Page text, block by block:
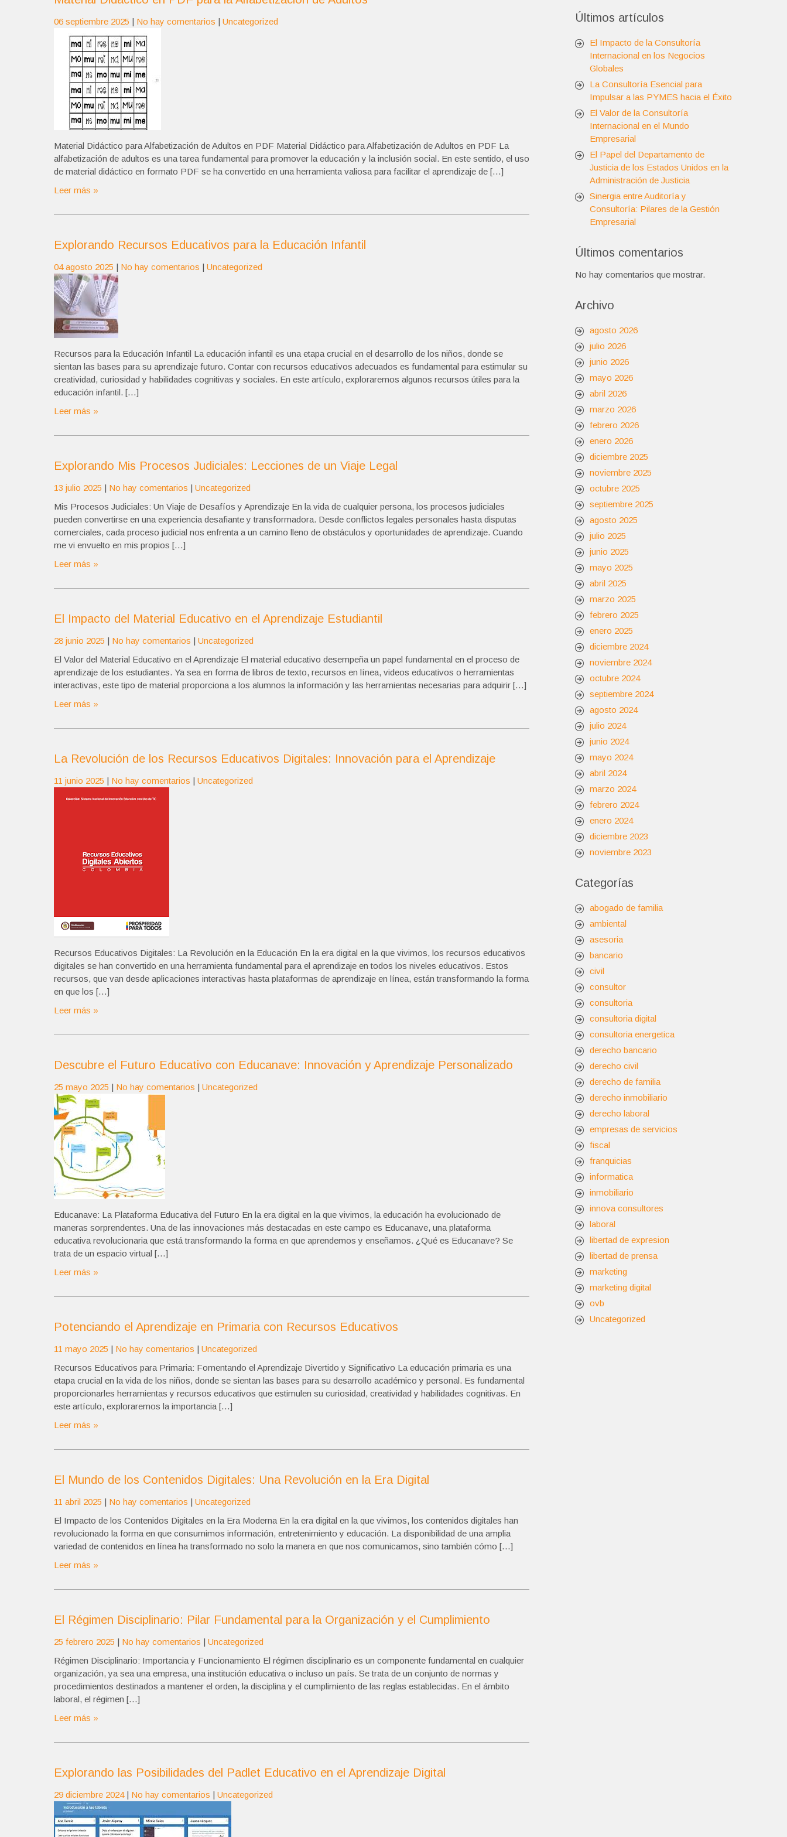
06 septiembre 2025 | No hay comentarios | Uncategorized
Material Didáctico para Alfabetización de Adultos en PDF Material Didáctico para Alfabetización de Adultos en PDF La
alfabetización de adultos es una tarea fundamental para promover la educación y la inclusión social. En este sentido, el uso
de material didáctico en formato PDF se ha convertido en una herramienta valiosa para facilitar el aprendizaje de […]
Leer más »
Explorando Recursos Educativos para la Educación Infantil
04 agosto 2025 | No hay comentarios | Uncategorized
Recursos para la Educación Infantil La educación infantil es una etapa crucial en el desarrollo de los niños, donde se
sientan las bases para su aprendizaje futuro. Contar con recursos educativos adecuados es fundamental para estimular su
creatividad, curiosidad y habilidades cognitivas y sociales. En este artículo, exploraremos algunos recursos útiles para la
educación infantil. […]
Leer más »
Explorando Mis Procesos Judiciales: Lecciones de un Viaje Legal
13 julio 2025 | No hay comentarios | Uncategorized
Mis Procesos Judiciales: Un Viaje de Desafíos y Aprendizaje En la vida de cualquier persona, los procesos judiciales
pueden convertirse en una experiencia desafiante y transformadora. Desde conflictos legales personales hasta disputas
comerciales, cada proceso judicial nos enfrenta a un camino lleno de obstáculos y oportunidades de aprendizaje. Cuando
me vi envuelto en mis propios […]
Leer más »
El Impacto del Material Educativo en el Aprendizaje Estudiantil
28 junio 2025 | No hay comentarios | Uncategorized
El Valor del Material Educativo en el Aprendizaje El material educativo desempeña un papel fundamental en el proceso de
aprendizaje de los estudiantes. Ya sea en forma de libros de texto, recursos en línea, videos educativos o herramientas
interactivas, este tipo de material proporciona a los alumnos la información y las herramientas necesarias para adquirir […]
Leer más »
La Revolución de los Recursos Educativos Digitales: Innovación para el Aprendizaje
11 junio 2025 | No hay comentarios | Uncategorized
Recursos Educativos Digitales: La Revolución en la Educación En la era digital en la que vivimos, los recursos educativos
digitales se han convertido en una herramienta fundamental para el aprendizaje en todos los niveles educativos. Estos
recursos, que van desde aplicaciones interactivas hasta plataformas de aprendizaje en línea, están transformando la forma
en que los […]
Leer más »
Descubre el Futuro Educativo con Educanave: Innovación y Aprendizaje Personalizado
25 mayo 2025 | No hay comentarios | Uncategorized
Educanave: La Plataforma Educativa del Futuro En la era digital en la que vivimos, la educación ha evolucionado de
maneras sorprendentes. Una de las innovaciones más destacadas en este campo es Educanave, una plataforma
educativa revolucionaria que está transformando la forma en que aprendemos y enseñamos. ¿Qué es Educanave? Se
trata de un espacio virtual […]
Leer más »
Potenciando el Aprendizaje en Primaria con Recursos Educativos
11 mayo 2025 | No hay comentarios | Uncategorized
Recursos Educativos para Primaria: Fomentando el Aprendizaje Divertido y Significativo La educación primaria es una
etapa crucial en la vida de los niños, donde se sientan las bases para su desarrollo académico y personal. Es fundamental
proporcionarles herramientas y recursos educativos que estimulen su curiosidad, creatividad y habilidades cognitivas. En
este artículo, exploraremos la importancia […]
Leer más »
El Mundo de los Contenidos Digitales: Una Revolución en la Era Digital
11 abril 2025 | No hay comentarios | Uncategorized
El Impacto de los Contenidos Digitales en la Era Moderna En la era digital en la que vivimos, los contenidos digitales han
revolucionado la forma en que consumimos información, entretenimiento y educación. La disponibilidad de una amplia
variedad de contenidos en línea ha transformado no solo la manera en que nos comunicamos, sino también cómo […]
Leer más »
El Régimen Disciplinario: Pilar Fundamental para la Organización y el Cumplimiento
25 febrero 2025 | No hay comentarios | Uncategorized
Régimen Disciplinario: Importancia y Funcionamiento El régimen disciplinario es un componente fundamental en cualquier
organización, ya sea una empresa, una institución educativa o incluso un país. Se trata de un conjunto de normas y
procedimientos destinados a mantener el orden, la disciplina y el cumplimiento de las reglas establecidas. En el ámbito
laboral, el régimen […]
Leer más »
Explorando las Posibilidades del Padlet Educativo en el Aprendizaje Digital
29 diciembre 2024 | No hay comentarios | Uncategorized
Últimos artículos
El Impacto de la Consultoría
Internacional en los Negocios
Globales
La Consultoría Esencial para
Impulsar a las PYMES hacia el Éxito
El Valor de la Consultoría
Internacional en el Mundo
Empresarial
El Papel del Departamento de
Justicia de los Estados Unidos en la
Administración de Justicia
Sinergia entre Auditoría y
Consultoría: Pilares de la Gestión
Empresarial
Últimos comentarios
No hay comentarios que mostrar.
Archivo
agosto 2026
julio 2026
junio 2026
mayo 2026
abril 2026
marzo 2026
febrero 2026
enero 2026
diciembre 2025
noviembre 2025
octubre 2025
septiembre 2025
agosto 2025
julio 2025
junio 2025
mayo 2025
abril 2025
marzo 2025
febrero 2025
enero 2025
diciembre 2024
noviembre 2024
octubre 2024
septiembre 2024
agosto 2024
julio 2024
junio 2024
mayo 2024
abril 2024
marzo 2024
febrero 2024
enero 2024
diciembre 2023
noviembre 2023
Categorías
abogado de familia
ambiental
asesoria
bancario
civil
consultor
consultoria
consultoria digital
consultoria energetica
derecho bancario
derecho civil
derecho de familia
derecho inmobiliario
derecho laboral
empresas de servicios
fiscal
franquicias
informatica
inmobiliario
innova consultores
laboral
libertad de expresion
libertad de prensa
marketing
marketing digital
ovb
Uncategorized